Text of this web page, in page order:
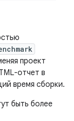
проект
отчет в
время сборки.
быть более